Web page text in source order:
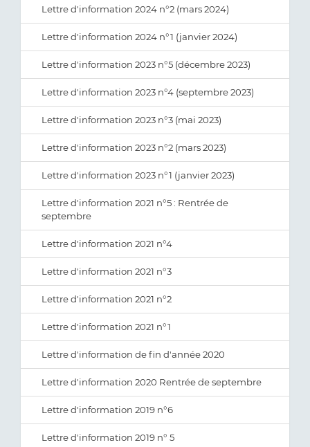
Lettre d'information 2024 n°2 (mars 2024)
Lettre d'information 2024 n°1 (janvier 2024)
Lettre d'information 2023 n°5 (décembre 2023)
Lettre d'information 2023 n°4 (septembre 2023)
Lettre d'information 2023 n°3 (mai 2023)
Lettre d'information 2023 n°2 (mars 2023)
Lettre d'information 2023 n°1 (janvier 2023)
Lettre d'information 2021 n°5 : Rentrée de
septembre
Lettre d'information 2021 n°4
Lettre d'information 2021 n°3
Lettre d'information 2021 n°2
Lettre d'information 2021 n°1
Lettre d'information de fin d'année 2020
Lettre d'information 2020 Rentrée de septembre
Lettre d'information 2019 n°6
Lettre d'information 2019 n° 5